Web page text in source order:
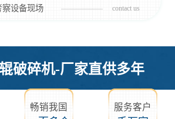
察设备现场
contact us
破碎机-厂家直供多年
畅销我国 服务客户